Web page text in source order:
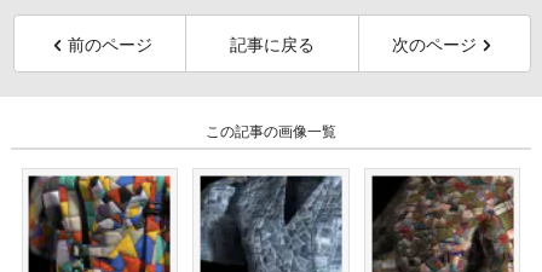
前のページ 記事に戻る 次のページ
この記事の画像一覧